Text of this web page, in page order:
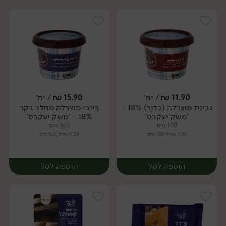
יח׳ יח׳
11.90
₪/ יח׳
גבינת מוצרלה (כדור) 18% -
'משק יעקבס'
100 גרם
11.90 ₪ ל-100 גרם
הוספה לסל
15.90
₪/ יח׳
בייבי מוצרלה מחלב בקר
18% - 'משק יעקבס'
140 גרם
11.36 ₪ ל-100 גרם
הוספה לסל